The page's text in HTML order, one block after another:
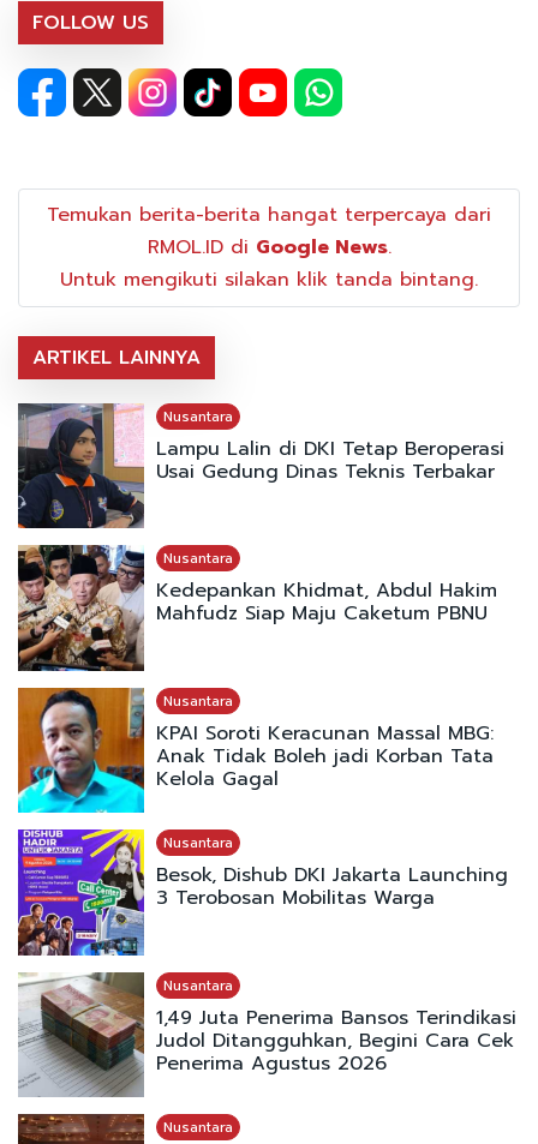
FOLLOW US
Temukan berita-berita hangat terpercaya dari
RMOL.ID di Google News.
Untuk mengikuti silakan klik tanda bintang.
ARTIKEL LAINNYA
Nusantara
Lampu Lalin di DKI Tetap Beroperasi
Usai Gedung Dinas Teknis Terbakar
Nusantara
Kedepankan Khidmat, Abdul Hakim
Mahfudz Siap Maju Caketum PBNU
Nusantara
KPAI Soroti Keracunan Massal MBG:
Anak Tidak Boleh jadi Korban Tata
Kelola Gagal
Nusantara
Besok, Dishub DKI Jakarta Launching
3 Terobosan Mobilitas Warga
Nusantara
1,49 Juta Penerima Bansos Terindikasi
Judol Ditangguhkan, Begini Cara Cek
Penerima Agustus 2026
Nusantara